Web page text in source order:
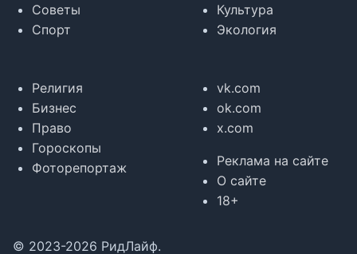
Советы
Спорт
Культура
Экология
Религия
Бизнес
Право
Гороскопы
Фоторепортаж
vk.com
ok.com
x.com
Реклама на сайте
О сайте
18+
© 2023-2026 РидЛайф.